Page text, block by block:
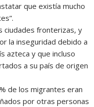
que existía mucho
ciudades fronterizas, y
la inseguridad debido a
azteca y que incluso
a su país de origen
de los migrantes eran
por otras personas